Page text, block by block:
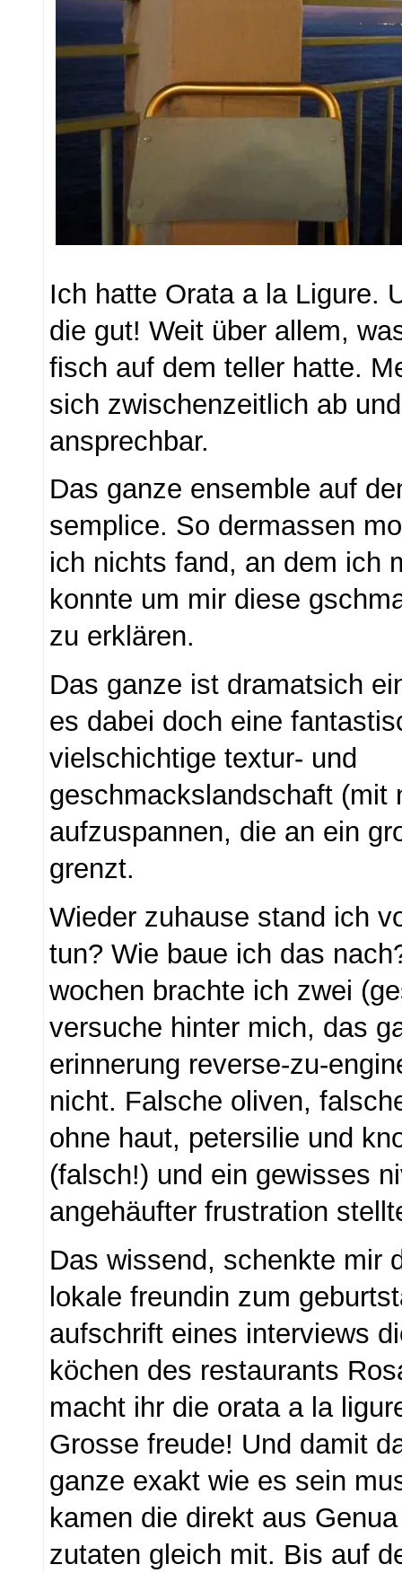
Ich hatte Orata a la Ligure.
die gut! Weit über allem,
fisch auf dem teller hatte.
sich zwischenzeitlich ab
ansprechbar.
Das ganze ensemble auf
semplice. So dermassen
ich nichts fand, an dem ich
konnte um mir diese
zu erklären.
Das ganze ist dramatsich
es dabei doch eine
vielschichtige textur- und
geschmackslandschaft (mit
aufzuspannen, die an ein
grenzt.
Wieder zuhause stand ich
tun? Wie baue ich das
wochen brachte ich zwei
versuche hinter mich, das
erinnerung reverse-zu-
nicht. Falsche oliven,
ohne haut, petersilie und
(falsch!) und ein gewisses
angehäufter frustration
Das wissend, schenkte mir
lokale freundin zum
aufschrift eines interviews
köchen des restaurants
macht ihr die orata a la
Grosse freude! Und damit
ganze exakt wie es sein
kamen die direkt aus
zutaten gleich mit. Bis auf